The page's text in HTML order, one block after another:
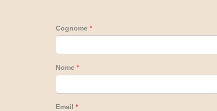
Cognome *
Nome *
Email *